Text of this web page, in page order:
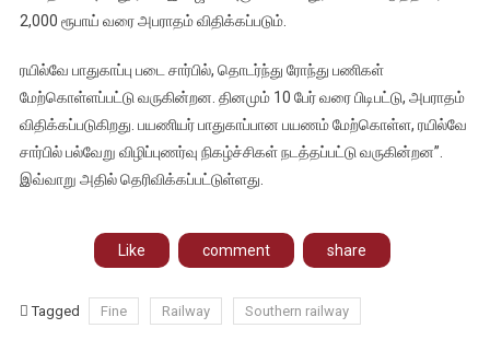
2,000 ரூபாய் வரை அபராதம் விதிக்கப்படும்.
ரயில்வே பாதுகாப்பு படை சார்பில், தொடர்ந்து ரோந்து பணிகள்
மேற்கொள்ளப்பட்டு வருகின்றன. தினமும் 10 பேர் வரை பிடிபட்டு, அபராதம்
விதிக்கப்படுகிறது. பயணியர் பாதுகாப்பான பயணம் மேற்கொள்ள, ரயில்வே
சார்பில் பல்வேறு விழிப்புணர்வு நிகழ்ச்சிகள் நடத்தப்பட்டு வருகின்றன”.
இவ்வாறு அதில் தெரிவிக்கப்பட்டுள்ளது.
Like comment share
Tagged Fine Railway Southern railway